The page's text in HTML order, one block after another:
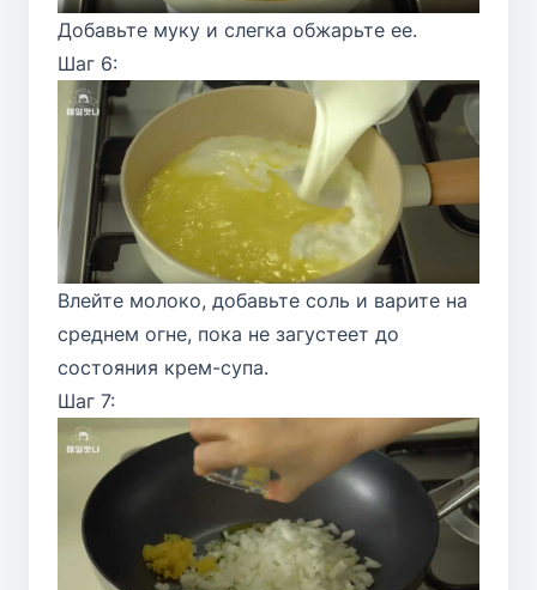
Добавьте муку и слегка обжарьте ее.
Шаг 6:
Влейте молоко, добавьте соль и варите на
среднем огне, пока не загустеет до
состояния крем-супа.
Шаг 7: